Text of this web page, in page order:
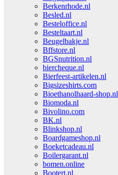
Berkenrhode.nl
Besled.nl
Besteloffice.nl
Besteltaart.nl
Beugelbakje.nl
Bffstore.nl
BGSnutrition.nl
biercheque.nl
Bierfeest-artikelen.nl
Bigsizeshirts.com
Bioethanolhaard-shop.nl
Biomoda.nl
Bivolino.com
BK.nl
Blinkshop.nl
Boardgameshop.nl
Boeketcadeau.nl
Boilergarant.nl
bomen.online
Bootert.nl